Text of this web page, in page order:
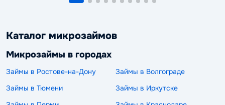
Каталог микрозаймов
Микрозаймы в городах
Займы в Ростове-на-Дону
Займы в Волгограде
Займы в Тюмени
Займы в Иркутске